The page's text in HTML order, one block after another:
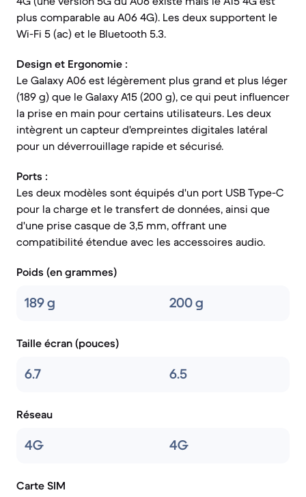
plus comparable au A06 4G). Les deux supportent le
Wi-Fi 5 (ac) et le Bluetooth 5.3.
Design et Ergonomie :
Le Galaxy A06 est légèrement plus grand et plus léger
(189 g) que le Galaxy A15 (200 g), ce qui peut influencer
la prise en main pour certains utilisateurs. Les deux
intègrent un capteur d'empreintes digitales latéral
pour un déverrouillage rapide et sécurisé.
Ports :
Les deux modèles sont équipés d'un port USB Type-C
pour la charge et le transfert de données, ainsi que
d'une prise casque de 3,5 mm, offrant une
compatibilité étendue avec les accessoires audio.
Poids (en grammes)
189 g 200 g
Taille écran (pouces)
6.7 6.5
Réseau
4G 4G
Carte SIM